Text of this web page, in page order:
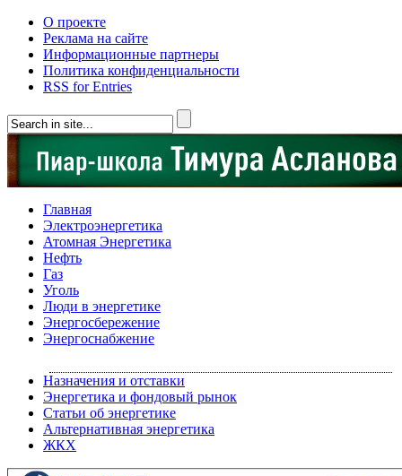
О проекте
Реклама на сайте
Информационные партнеры
Политика конфиденциальности
RSS for Entries
Главная
Электроэнергетика
Атомная Энергетика
Нефть
Газ
Уголь
Люди в энергетике
Энергосбережение
Энергоснабжение
Назначения и отставки
Энергетика и фондовый рынок
Статьи об энергетике
Альтернативная энергетика
ЖКХ